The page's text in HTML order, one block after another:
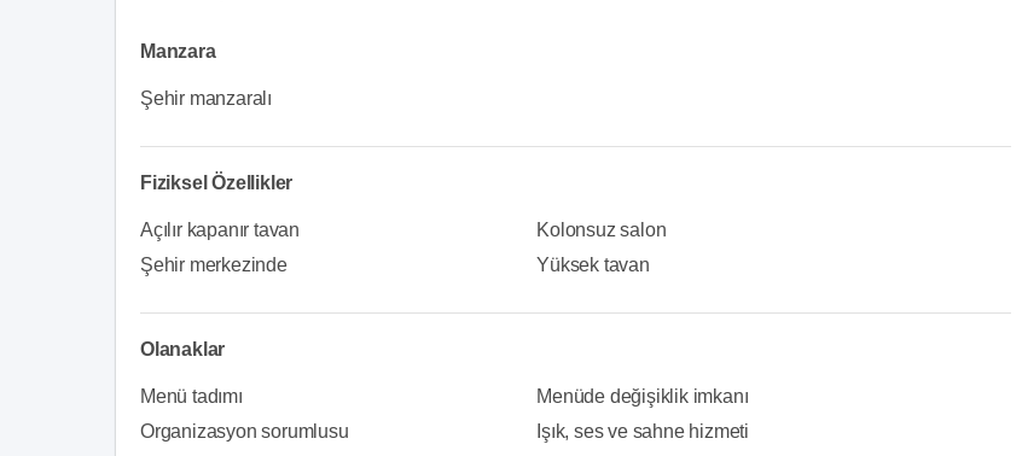
Manzara
Şehir manzaralı
Fiziksel Özellikler
Açılır kapanır tavan
Kolonsuz salon
Şehir merkezinde
Yüksek tavan
Olanaklar
Menü tadımı
Menüde değişiklik imkanı
Organizasyon sorumlusu
Işık, ses ve sahne hizmeti